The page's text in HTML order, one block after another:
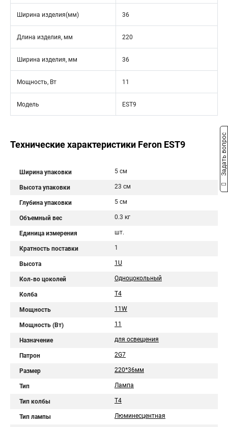
Ширина изделия(мм) 36
Длина изделия, мм 220
Ширина изделия, мм 36
Мощность, Вт 11
Модель EST9
Технические характеристики Feron EST9
Ширина упаковки 5 см
Высота упаковки 23 см
Глубина упаковки 5 см
Объемный вес 0.3 кг
Единица измерения шт.
Кратность поставки 1
Высота 1U
Кол-во цоколей Одноцокольный
Колба T4
Мощность 11W
Мощность (Вт) 11
Назначение для освещения
Патрон 2G7
Размер 220*36мм
Тип Лампа
Тип колбы T4
Тип лампы Люминесцентная
Задать вопрос